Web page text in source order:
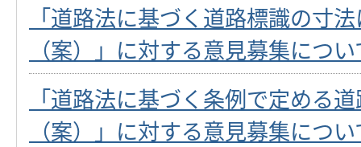
「道路法に基づく道路標識の寸
（案）」に対する意見募集につ
「道路法に基づく条例で定める
（案）」に対する意見募集につ